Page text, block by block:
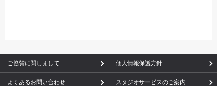
ご協賛に関しまして 個人情報保護方針
よくあるお問い合わせ スタジオサービスのご案内